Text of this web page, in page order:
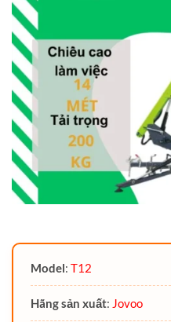
Model: T12
Hãng sản xuất: Jovoo